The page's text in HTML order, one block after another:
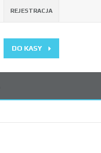
REJESTRACJA
DO KASY